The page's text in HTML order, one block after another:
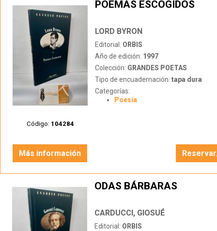
Código: 104284
POEMAS ESCOGIDOS
LORD BYRON
Editorial: ORBIS
Año de edición: 1997
Colección: GRANDES POETAS
Tipo de encuadernación: tapa dura
Categorías:
Poesía
Más información
ODAS BÁRBARAS
CARDUCCI, GIOSUÉ
Editorial: ORBIS